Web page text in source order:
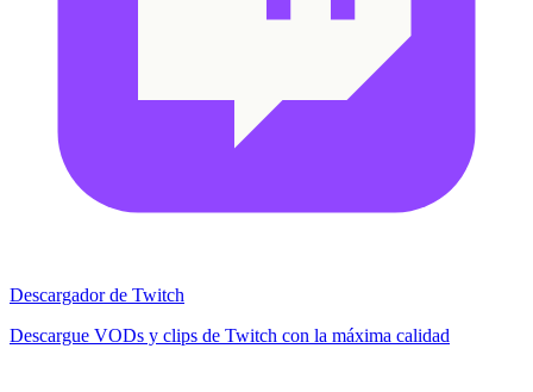
Descargador de Twitch
Descargue VODs y clips de Twitch con la máxima calidad